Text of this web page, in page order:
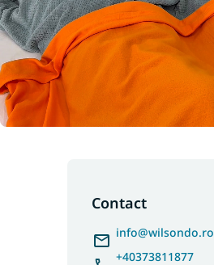
Contact
info@wilsondo.ro
+40373811877